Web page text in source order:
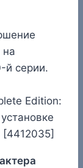
на
й серии.
Edition:
[4412035]